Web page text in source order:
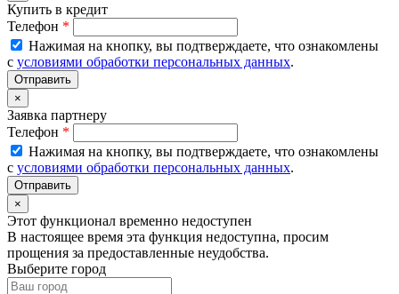
Купить в кредит
Телефон *
Нажимая на кнопку, вы подтверждаете, что ознакомлены
с условиями обработки персональных данных.
×
Заявка партнеру
Телефон *
Нажимая на кнопку, вы подтверждаете, что ознакомлены
с условиями обработки персональных данных.
×
Этот функционал временно недоступен
В настоящее время эта функция недоступна, просим
прощения за предоставленные неудобства.
Выберите город